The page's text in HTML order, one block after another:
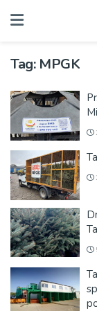
Tag: MPGK